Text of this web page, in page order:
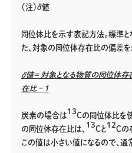
（注）δ値
同位体比を示す表記方法。標準
た、対象の同位体存在比の偏差を
δ値= 対象となる物質の同位体
在比 – 1
炭素の場合は13Cの同位体比を
の同位体存在比は、 13Cと12Cの
この値は小さい値になるので、